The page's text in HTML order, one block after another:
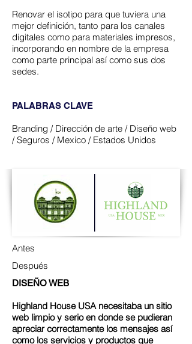
Renovar el isotipo para que tuviera una
mejor definición, tanto para los canales
digitales como para materiales impresos,
incorporando en nombre de la empresa
como parte principal así como sus dos
sedes.
PALABRAS CLAVE
Branding / Dirección de arte / Diseño web
/ Seguros / Mexico / Estados Unidos
Antes
Después
DISEÑO WEB​
Highland House USA necesitaba un sitio
web limpio y serio en donde se pudieran
apreciar correctamente los mensajes así
como los servicios y productos que